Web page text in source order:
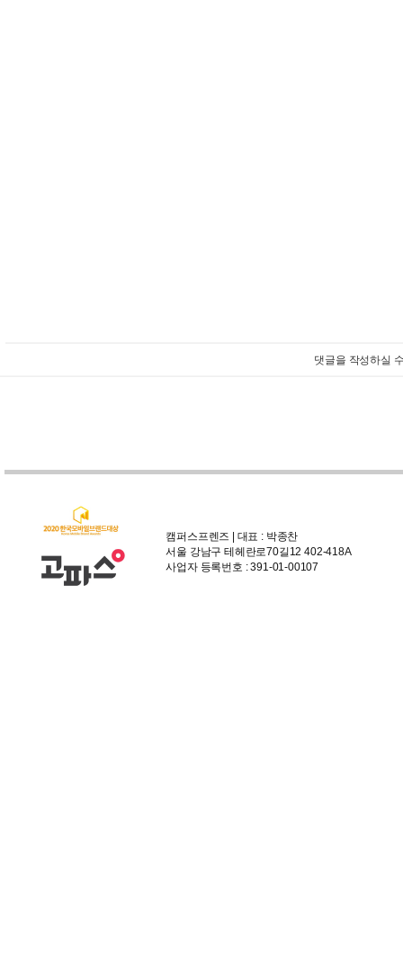
댓글을 작성하실
캠퍼스프렌즈 | 대표 : 박종찬
서울 강남구 테헤란로70길12 402-418A
사업자 등록번호 : 391-01-00107